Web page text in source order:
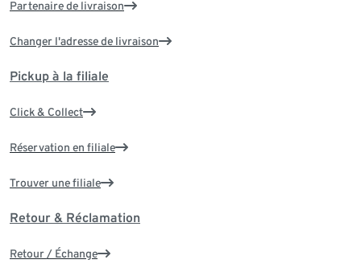
Partenaire de livraison
Changer l'adresse de livraison
Pickup à la filiale
Click & Collect
Réservation en filiale
Trouver une filiale
Retour & Réclamation
Retour / Échange